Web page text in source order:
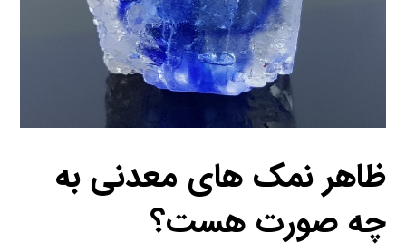
ظاهر نمک های معدنی به
چه صورت هست؟